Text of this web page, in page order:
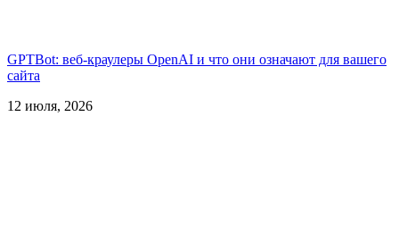
GPTBot: веб-краулеры OpenAI и что они означают для вашего
сайта
12 июля, 2026